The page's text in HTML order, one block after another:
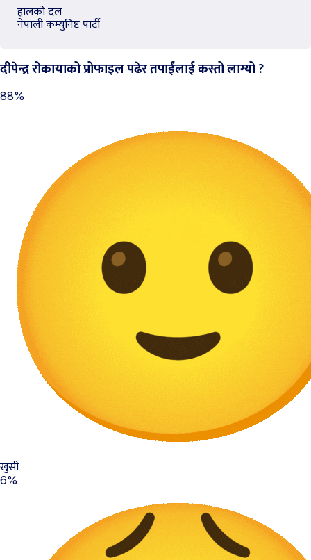
हालको दल
नेपाली कम्युनिष्ट पार्टी
दीपेन्द्र रोकायाको प्रोफाइल पढेर तपाईंलाई कस्तो लाग्यो ?
88%
खुसी
6%